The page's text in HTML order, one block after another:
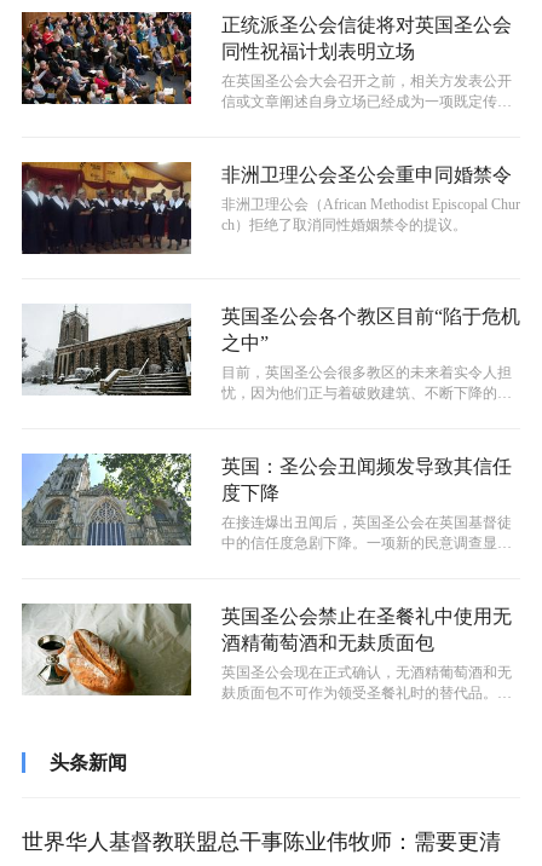
正统派圣公会信徒将对英国圣公会
同性祝福计划表明立场
在英国圣公会大会召开之前，相关方发表公开
信或文章阐述自身立场已经成为一项既定传
非洲卫理公会圣公会重申同婚禁令
非洲卫理公会（African Methodist Episcopal Chur
ch）拒绝了取消同性婚姻禁令的提议。
英国圣公会各个教区目前“陷于危机
之中”
目前，英国圣公会很多教区的未来着实令人担
忧，因为他们正与着破败建筑、不断下降的出
英国：圣公会丑闻频发导致其信任
度下降
在接连爆出丑闻后，英国圣公会在英国基督徒
中的信任度急剧下降。一项新的民意调查显
英国圣公会禁止在圣餐礼中使用无
酒精葡萄酒和无麸质面包
英国圣公会现在正式确认，无酒精葡萄酒和无
麸质面包不可作为领受圣餐礼时的替代品。在
头条新闻
世界华人基督教联盟总干事陈业伟牧师：需要更清